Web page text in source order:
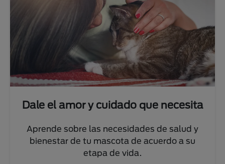
Next
Dale el amor y cuidado que necesita
Aprende sobre las necesidades de salud y
bienestar de tu mascota de acuerdo a su
etapa de vida.